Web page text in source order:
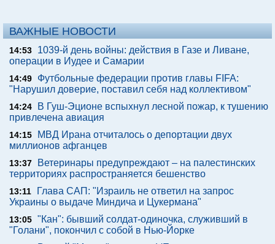
ВАЖНЫЕ НОВОСТИ
14:53
1039-й день войны: действия в Газе и Ливане,
операции в Иудее и Самарии
14:49
Футбольные федерации против главы FIFA:
"Нарушил доверие, поставил себя над коллективом"
14:24
В Гуш-Эционе вспыхнул лесной пожар, к тушению
привлечена авиация
14:15
МВД Ирана отчиталось о депортации двух
миллионов афганцев
13:37
Ветеринары предупреждают – на палестинских
территориях распространяется бешенство
13:11
Глава САП: "Израиль не ответил на запрос
Украины о выдаче Миндича и Цукермана"
13:05 "Кан": бывший солдат-одиночка, служивший в
"Голани", покончил с собой в Нью-Йорке